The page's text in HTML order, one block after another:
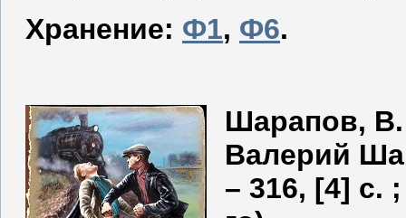
Хранение: Ф1, Ф6.
Шарапов, В.
Валерий
– 316, [4] с.